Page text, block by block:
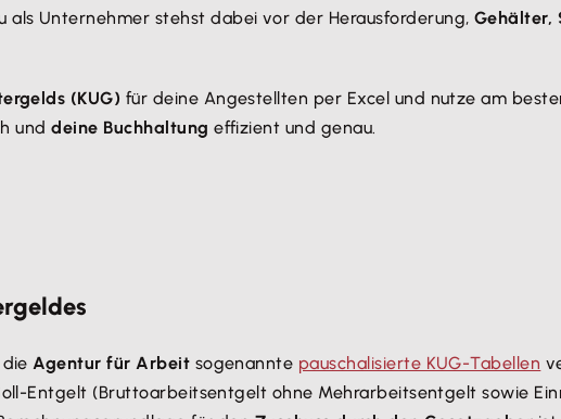
Unternehmer stehst dabei vor der Herausforderung, Gehälter,
(KUG) für deine Angestellten per Excel und nutze am
unddeine Buchhaltung effizient und genau.
in Krisenzeiten benötigst du
dieAgentur für Arbeit sogenannte pauschalisierte KUG-Tabellen
Entgelt (Bruttoarbeitsentgelt ohne Mehrarbeitsentgelt sowie